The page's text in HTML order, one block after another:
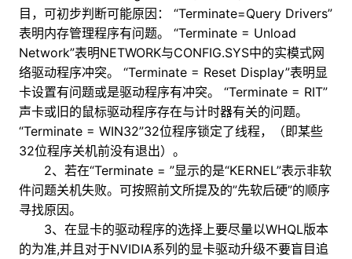
目，可初步判断可能原因： “Terminate=Query Drivers”
表明内存管理程序有问题。 “Terminate = Unload
Network”表明NETWORK与CONFIG.SYS中的实模式网
络驱动程序冲突。 “Terminate = Reset Display”表明显
卡设置有问题或是驱动程序有冲突。 “Terminate = RIT”
声卡或旧的鼠标驱动程序存在与计时器有关的问题。
“Terminate = WIN32”32位程序锁定了线程，（即某些
32位程序关机前没有退出）。
2、若在“Terminate = ”显示的是“KERNEL”表示非软
件问题关机失败。可按照前文所提及的”先软后硬”的顺序
寻找原因。
3、在显卡的驱动程序的选择上要尽量以WHQL版本
的为准,并且对于NVIDIA系列的显卡驱动升级不要盲目追